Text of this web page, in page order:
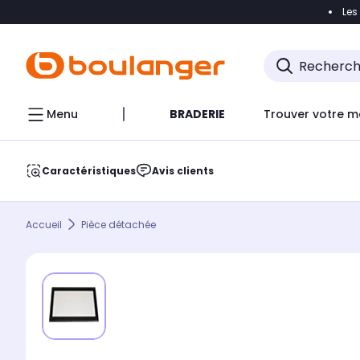
Accéder
Menu BRADERIE Trouver votre
Caractéristiques Avis clients
Accueil Pièce détachée